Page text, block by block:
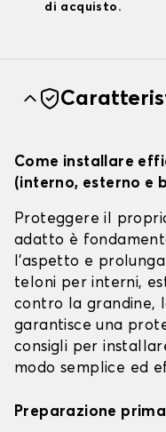
di acquisto.
Come installare
(interno, esterno e
Proteggere il
adatto è
l'aspetto e
teloni per interni,
contro la grandine,
garantisce una
consigli per
modo semplice ed
Preparazione